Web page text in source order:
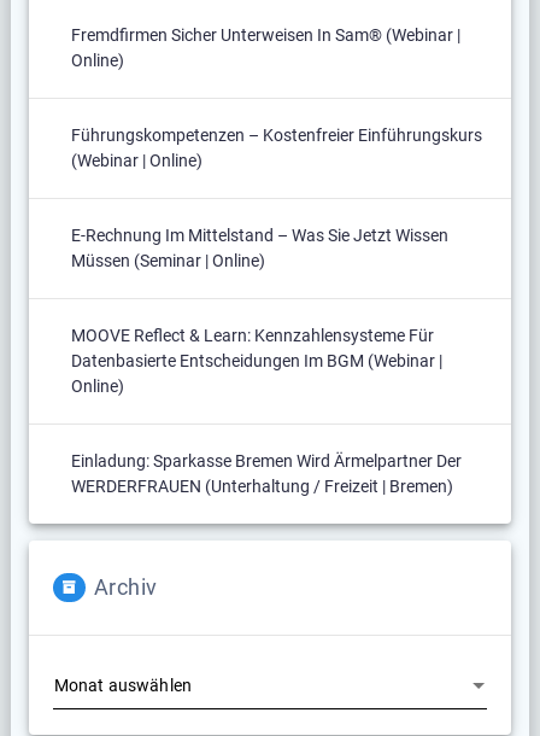
Fremdfirmen Sicher Unterweisen In Sam® (Webinar |
Online)
Führungskompetenzen – Kostenfreier Einführungskurs
(Webinar | Online)
E-Rechnung Im Mittelstand – Was Sie Jetzt Wissen
Müssen (Seminar | Online)
MOOVE Reflect & Learn: Kennzahlensysteme Für
Datenbasierte Entscheidungen Im BGM (Webinar |
Online)
Einladung: Sparkasse Bremen Wird Ärmelpartner Der
WERDERFRAUEN (Unterhaltung / Freizeit | Bremen)
Archiv